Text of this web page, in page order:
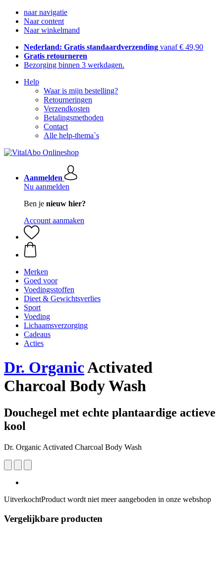
naar navigatie
Naar content
Naar winkelmand
Nederland: Gratis standaardverzending vanaf € 49,90
Gratis retourneren
Bezorging binnen 3 werkdagen.
Help
Waar is mijn bestelling?
Retourneringen
Verzendkosten
Betalingsmethoden
Contact
Alle help-thema`s
Aanmelden
Nu aanmelden
Ben je nieuw hier?
Account aanmaken
Merken
Goed voor
Voedingsstoffen
Dieet & Gewichtsverlies
Sport
Voeding
Lichaamsverzorging
Cadeaus
Acties
Dr. OrganicActivated
Charcoal Body Wash
Douchegel met echte plantaardige actieve
kool
Dr. Organic Activated Charcoal Body Wash
UitverkochtProduct wordt niet meer aangeboden in onze webshop
Vergelijkbare producten